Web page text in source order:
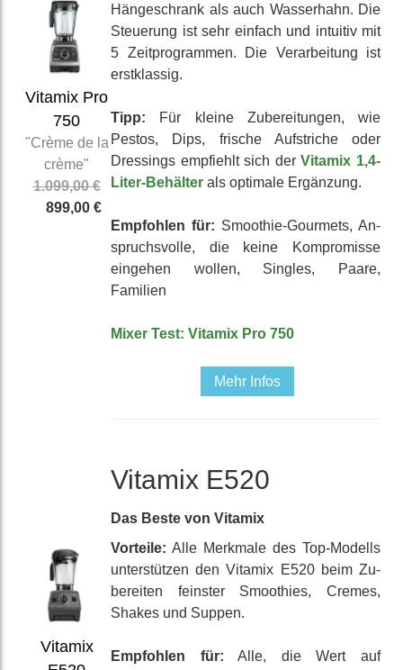
Vitamix Pro
750
"Crème de la
crème"
1.099,00 €
899,00 €
Hänge­schrank als auch Wasser­hahn. Die
Steuerung ist sehr einfach und intuitiv mit
5 Zeit­programmen. Die Ver­arbeitung ist
erst­klassig.
Tipp: Für kleine Zu­berei­tungen, wie
Pestos, Dips, frische Auf­striche oder
Dressings empfiehlt sich derVitamix 1,4-
Liter-Behälter als optimale Er­gänzung.
Empfohlen für: Smoothie-Gourmets, An­
spruchs­volle, die keine Kom­promisse
eingehen wollen, Singles, Paare,
Familien
Mixer Test: Vitamix Pro 750
Mehr Infos
Vitamix
Vitamix E520
Das Beste von Vitamix
Vorteile: Alle Merkmale des Top-Modells
unter­stützen den Vitamix E520 beim Zu­
bereiten feinster Smoothies, Cremes,
Shakes und Suppen.
Empfohlen für: Alle, die Wert auf